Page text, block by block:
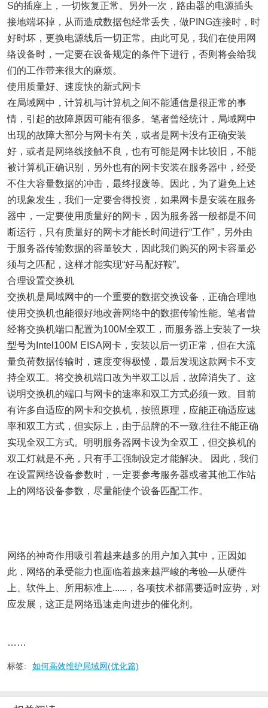
S的插座上，一切恢复正常。另外一次，路由器的电源插头
接地端坏掉，从而造成数据包经常丢失，做PING连接时，时
好时坏，更换电源线后一切正常。由此可见，我们在使用 网
络设备时，一定要在设备规定的条件下进行，否则将会给我
们的工作带来很大的麻烦。
使用质量好、速度快的新式网卡
在局域网中，计算机与计算机之间不能通信是很正常的事
情，引起的故障原因可能有很多。笔者曾经统计，局域网中
出现的故障大部分与网卡有关，或者是网卡没有正确安装
好，或者是网络线接触不良，也有可能是网卡比较旧，不能
被计算机正确识别，另外也有的网卡安装在服务器中，经受
不住大容量数据的冲击，最终报废等。因此，为了避免上述
的现象发生，我们一定要舍得投资，如果网卡是安装在服务
器中，一定要使用质量好的网卡，因为服务器一般都是不间
断运行，只有质量好的网卡才能长时间进行“工作”，另外由
于服务器传输数据的容量较大，因此我们购买的网卡容量必
须与之匹配，这样才能实现“好马配好鞍”。
合理设置交换机
交换机是局域网中的一个重要的数据交换设备，正确合理地
使用交换机也能很好地改善网络中的数据传输性能。笔者曾
经将交换机端口配置为100M全双工，而服务器上安装了一块
型号为Intel100M EISA网卡，安装以后一切正常，但在大流
量负荷数据传输时，速度变得极慢，最后发现这款网卡不支
持全双工。将交换机端口改为半双工以后，故障消失了。这
说明交换机的端口与网卡的速率和双工方式必须一致。目前
有许多自适应的网卡和交换机，按照原理，应能正确适应速
率和双工方式，但实际上，由于品牌的不一致,往往不能正确
实现全双工方式。明明服务器网卡设为全双工，但交换机的
双工灯就是不亮，只有手工强制设定才能解决。 因此，我们
在设置网络设备参数时，一定要参考服务器或者其他工作站
上的网络设备参数，尽量能使个设备匹配工作。
网络的神奇作用吸引着越来越多的用户加入其中，正因如
此，网络的承受能力也面临着越来越严峻的考验―从硬件
上、软件上、所用标准上......，各项技术都需要适时应势，对
应发展，这正是网络迅速走向进步的催化剂。
……
标签: 如何高效维护局域网(优化篇)